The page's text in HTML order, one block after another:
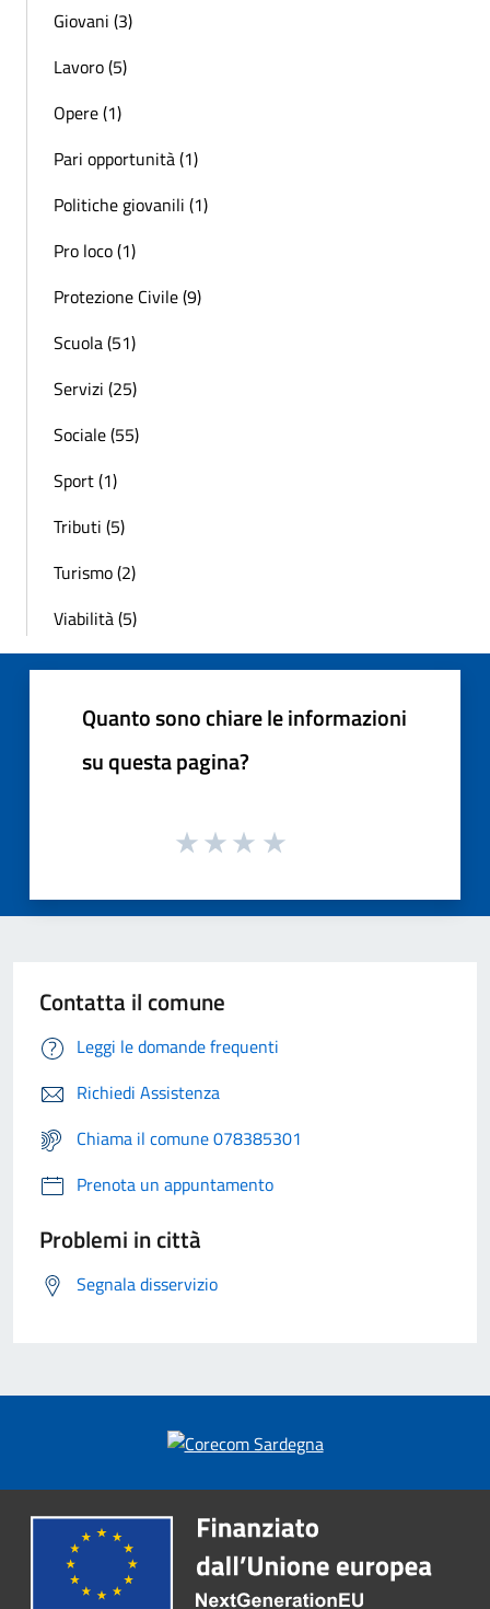
Giovani (3)
Lavoro (5)
Opere (1)
Pari opportunità (1)
Politiche giovanili (1)
Pro loco (1)
Protezione Civile (9)
Scuola (51)
Servizi (25)
Sociale (55)
Sport (1)
Tributi (5)
Turismo (2)
Viabilità (5)
Quanto sono chiare le informazioni
su questa pagina?
Contatta il comune
Leggi le domande frequenti
Richiedi Assistenza
Chiama il comune 078385301
Prenota un appuntamento
Problemi in città
Segnala disservizio